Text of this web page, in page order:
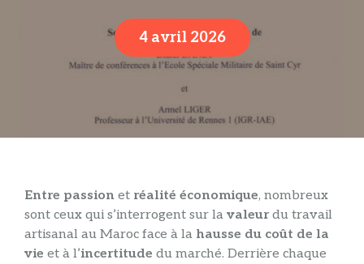
4 avril 2026
Entre passion et réalité économique, nombreux
sont ceux qui s’interrogent sur la valeurdu travail
artisanal au Maroc face à la hausse du coût de la
vie et à l’incertitude du marché. Derrière chaque